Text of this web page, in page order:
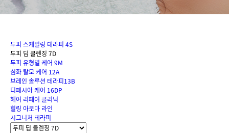
두피 스케일링 테라피 4S
두피 딥 클렌징 7D
두피 유형별 케어 9M
심화 탈모 케어 12A
브레인 솔루션 테라피13B
디페시아 케어 16DP
헤어 리페어 클리닉
힐링 아로마 라인
시그니처 테라피